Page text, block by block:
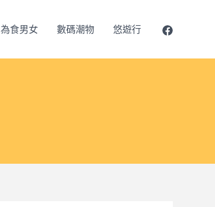
為食男女 數碼潮物 悠遊行